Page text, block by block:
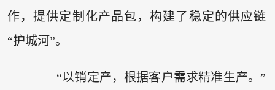
作，提供定制化产品包，构建了稳定的供应链
“护城河”。
“以销定产，根据客户需求精准生产。”